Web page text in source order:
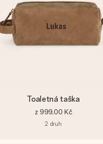
Toaletná taška
z 999,00 Kč
2 druh